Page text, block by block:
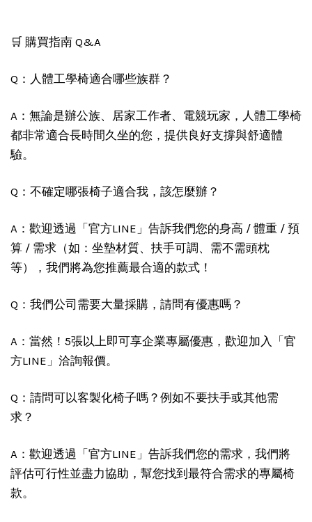
🛒 購買指南 Q&A
Q：人體工學椅適合哪些族群？
A：無論是辦公族、居家工作者、電競玩家，人體工學椅
都非常適合長時間久坐的您，提供良好支撐與舒適體
驗。
Q：不確定哪張椅子適合我，該怎麼辦？
A：歡迎透過「官方LINE」告訴我們您的身高 / 體重 / 預
算 / 需求（如：坐墊材質、扶手可調、需不需頭枕
等），我們將為您推薦最合適的款式！
Q：我們公司需要大量採購，請問有優惠嗎？
A：當然！5張以上即可享企業專屬優惠，歡迎加入「官
方LINE」洽詢報價。
Q：請問可以客製化椅子嗎？例如不要扶手或其他需
求？
A：歡迎透過「官方LINE」告訴我們您的需求，我們將
評估可行性並盡力協助，幫您找到最符合需求的專屬椅
款。